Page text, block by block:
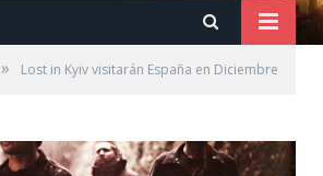
» Lost in Kyiv visitarán España en Diciembre